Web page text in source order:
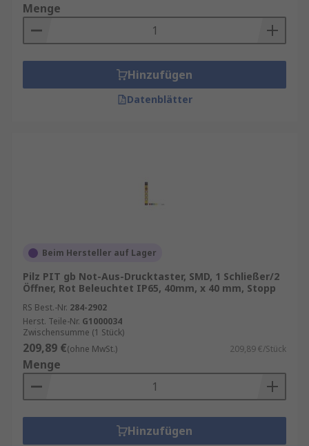
Menge
Hinzufügen
Datenblätter
Beim Hersteller auf Lager
Pilz PIT gb Not-Aus-Drucktaster, SMD, 1 Schließer/2
Öffner, Rot Beleuchtet IP65, 40mm, x 40 mm, Stopp
RS Best.-Nr. 284-2902
Herst. Teile-Nr. G1000034
Zwischensumme (1 Stück)
209,89 €(ohne MwSt.) 209,89 €/Stück
Menge
Hinzufügen